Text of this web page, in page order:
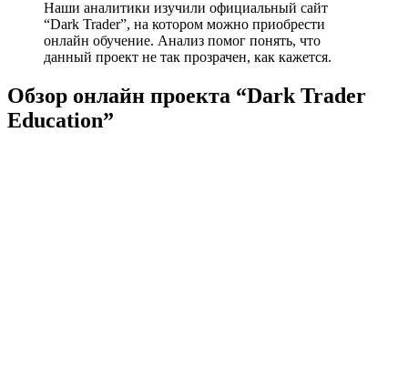
Наши аналитики изучили официальный сайт
“Dark Trader”, на котором можно приобрести
онлайн обучение. Анализ помог понять, что
данный проект не так прозрачен, как кажется.
Обзор онлайн проекта “Dark Trader
Education”